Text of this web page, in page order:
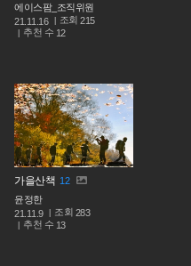
에이스팜_조직위원
21.11.16
조회215
추천 수 12
가을산책 12
윤정한
21.11.9
조회 283
추천 수 13